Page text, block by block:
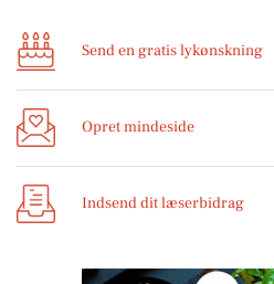
Send en gratis lykønskning
Opret mindeside
Indsend dit læserbidrag